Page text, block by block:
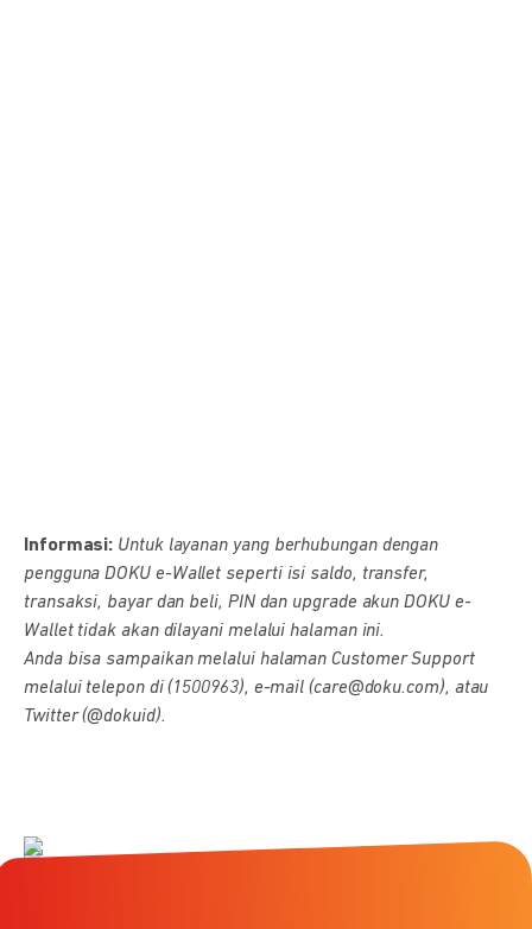
Informasi: Untuk layanan yang berhubungan dengan
pengguna DOKU e-Wallet seperti isi saldo, transfer,
transaksi, bayar dan beli, PIN dan upgrade akun DOKU e-
Wallet tidak akan dilayani melalui halaman ini.
Anda bisa sampaikan melalui halaman Customer Support
melalui telepon di (1500963), e-mail (care@doku.com), atau
Twitter (@dokuid).